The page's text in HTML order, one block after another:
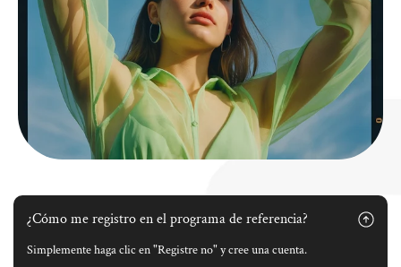
¿Cómo me registro en el programa de referencia?
Simplemente haga clic en "Registre no" y cree una cuenta.